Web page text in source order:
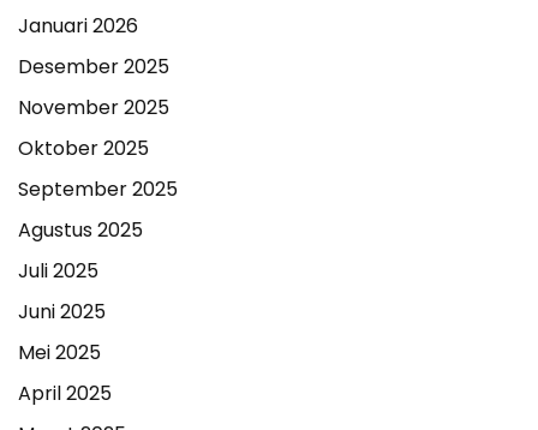
Januari 2026
Desember 2025
November 2025
Oktober 2025
September 2025
Agustus 2025
Juli 2025
Juni 2025
Mei 2025
April 2025